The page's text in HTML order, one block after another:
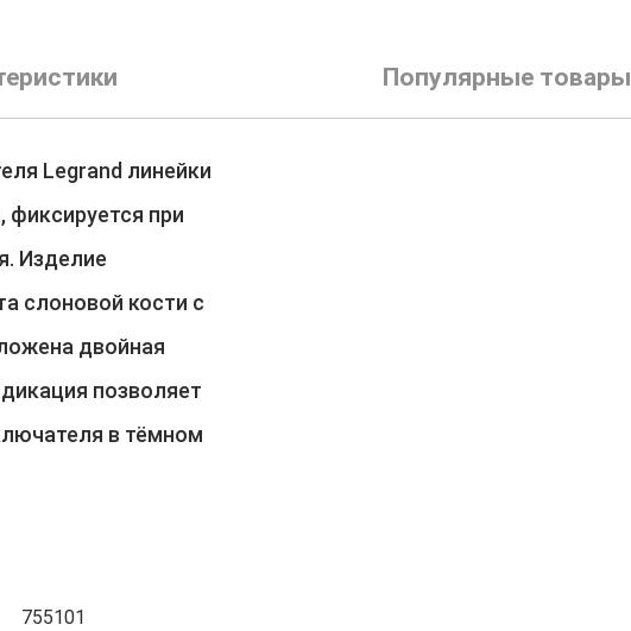
Популярные товары
Legrand линейки
при
Изделие
слоновой кости с
двойная
позволяет
в тёмном
755101